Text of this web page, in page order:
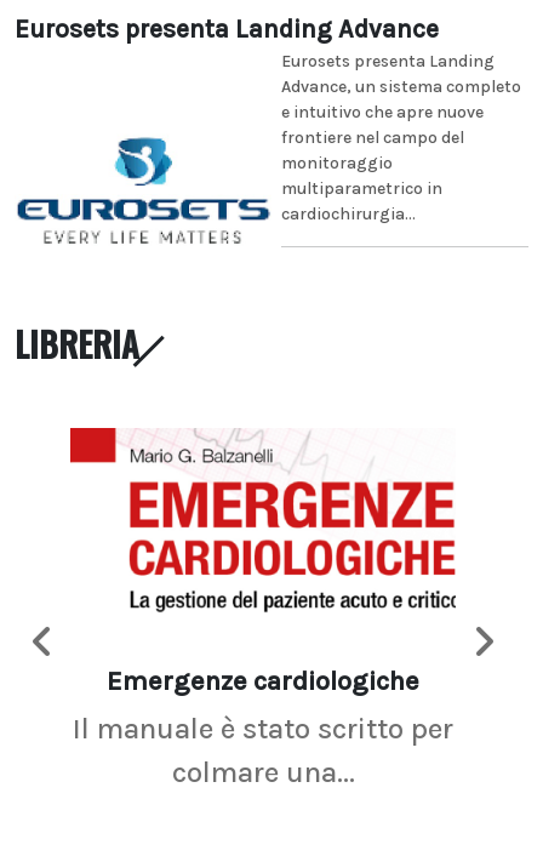
Eurosets presenta Landing Advance
Eurosets presenta Landing
Advance, un sistema completo
e intuitivo che apre nuove
frontiere nel campo del
monitoraggio
multiparametrico in
cardiochirurgia...
LIBRERIA
Emergenze cardiologiche
Il manuale è stato scritto per
colmare una...